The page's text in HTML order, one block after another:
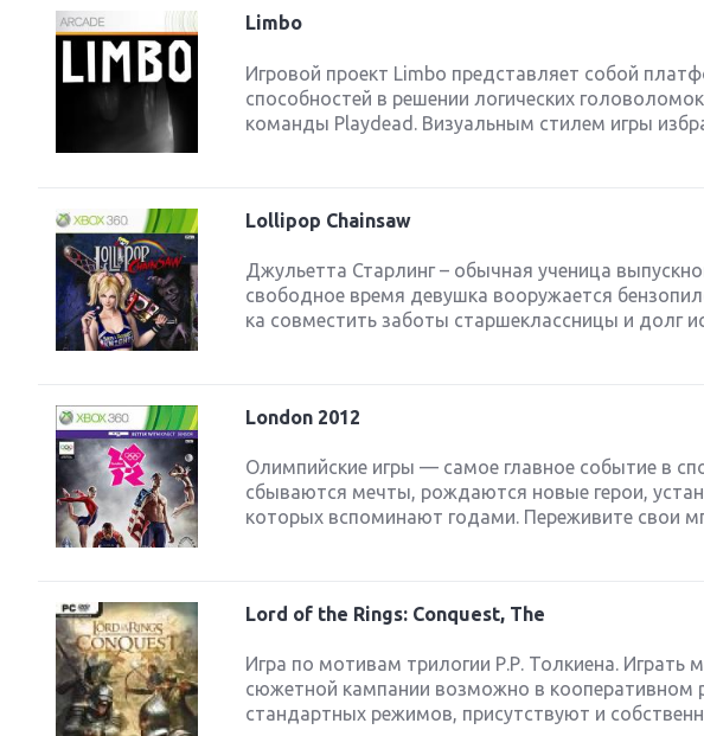
Limbo
Игровой проект Limbo представляет собой
способностей в решении логических
команды Playdead. Визуальным стилем игры
Lollipop Chainsaw
Джульетта Старлинг – обычная ученица
свободное время девушка вооружается
ка совместить заботы старшеклассницы и долг
London 2012
Олимпийские игры — самое главное событие в
сбываются мечты, рождаются новые герои,
которых вспоминают годами. Переживите свои
Lord of the Rings: Conquest, The
Игра по мотивам трилогии Р.Р. Толкиена.
сюжетной кампании возможно в кооперативном
стандартных режимов, присутствуют и